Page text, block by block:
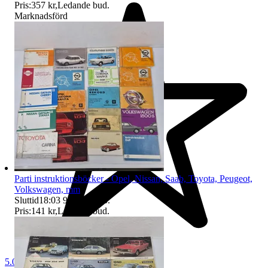
5.0
Pris:357 kr,Ledande bud.
Marknadsförd
Parti instruktionsböcker - Opel, Nissan, Saab, Toyota, Peugeot,
Volkswagen, mm
Sluttid18:03 9 aug 18:03.
Pris:141 kr,Ledande bud.